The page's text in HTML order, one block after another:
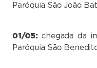
Paróquia São João
01/05:chegada da
Paróquia São